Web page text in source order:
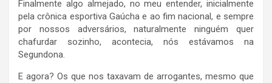
Finalmente algo almejado, no meu entender, inicialmente
pela crônica esportiva Gaúcha e ao fim nacional, e sempre
por nossos adversários, naturalmente ninguém quer
chafurdar sozinho, acontecia, nós estávamos na
Segundona.
E agora? Os que nos taxavam de arrogantes, mesmo que